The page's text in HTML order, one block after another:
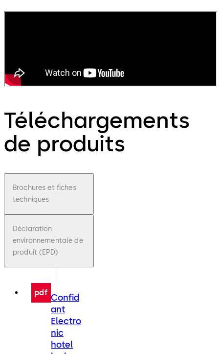
Téléchargements
de produits
Brochures et fiches
techniques
Déclaration
environnementale de
produit (EPD)
pdf Confid
ant
Electro
nic
hotel